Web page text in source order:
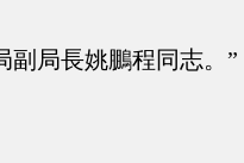
副局長姚鵬程同志。”